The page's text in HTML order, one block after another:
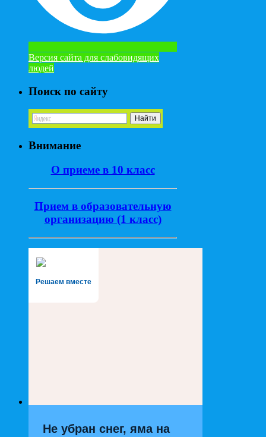
Версия сайта для слабовидящих
людей
Поиск по сайту
Внимание
О приеме в 10 класс
Прием в образовательную
организацию (1 класс)
Решаем вместе
Не убран снег, яма на